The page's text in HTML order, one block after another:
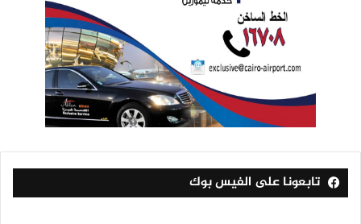
تابعونا على الفيس بوك